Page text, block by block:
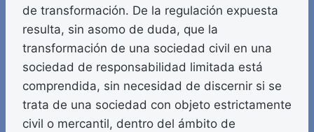
de transformación. De la regulación expuesta
resulta, sin asomo de duda, que la
transformación de una sociedad civil en una
sociedad de responsabilidad limitada está
comprendida, sin necesidad de discernir si se
trata de una sociedad con objeto estrictamente
civil o mercantil, dentro del ámbito de